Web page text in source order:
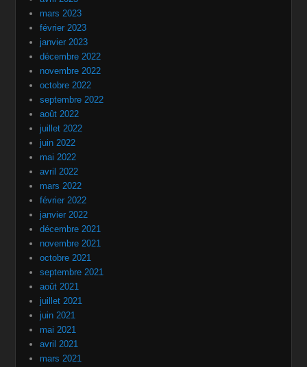
mars 2023
février 2023
janvier 2023
décembre 2022
novembre 2022
octobre 2022
septembre 2022
août 2022
juillet 2022
juin 2022
mai 2022
avril 2022
mars 2022
février 2022
janvier 2022
décembre 2021
novembre 2021
octobre 2021
septembre 2021
août 2021
juillet 2021
juin 2021
mai 2021
avril 2021
mars 2021